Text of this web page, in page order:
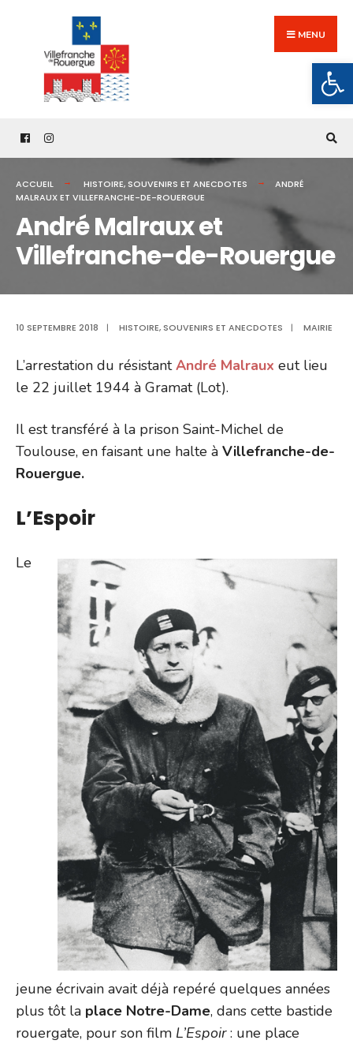
content
MENU
ACCUEIL HISTOIRE, SOUVENIRS ET ANECDOTES
ANDRÉ
MALRAUX ET VILLEFRANCHE-DE-ROUERGUE
André Malraux et
Villefranche-de-Rouergue
10 SEPTEMBRE 2018 | HISTOIRE, SOUVENIRS ET ANECDOTES | MAIRIE
L’arrestation du résistantAndré Malraux eut lieu
le 22 juillet 1944 à Gramat (Lot).
Il est transféré à la prison Saint-Michel de
Toulouse, en faisant une halte à Villefranche-de-
Rouergue.
L’Espoir
Le
jeune écrivain avait déjà repéré quelques années
plus tôt la place Notre-Dame, dans cette bastide
rouergate, pour son film L’Espoir: une place